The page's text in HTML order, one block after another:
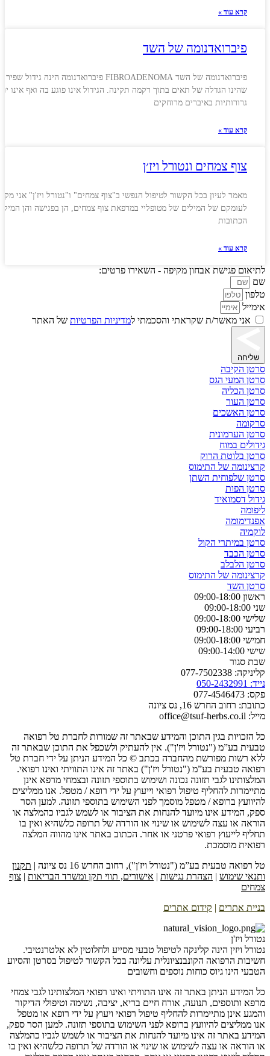
קרא עוד »
פיברואדנומה של השד
פיברואדנומה של השד FIBROADENOMA פיברואדנומה הינה גידול שפיר
שהינו הגדלה של תאים בתוך רקמה תקינה. הגידול אינו פוגע בה ואף אינו
גרורותיות באיברים מרוחקים
קרא עוד »
צוף צמחים ונטורל ויז׳ן
מאמר לעיון בכל הקשור לטיפול הנפשי ב"צוף צמחים" ו"נטורל ויז'ן" אני
לעומקם של המילים של מטופליי במרפאת צוף צמחים, הן בפגישה והן
הכתובות
קרא עוד »
לתיאום פגישת אבחון מקיפה - השאירו פרטים:
שם
טלפון
אימייל
אני מאשר/ת שקראתי והסכמתי למדיניות הפרטיות של האתר
שליחה
סרטן הקיבה
סרטן המעי הגס
סרטן הכליה
סרטן העור
סרטן האשכים
סרקומה
סרטן הערמונית
גידולים במוח
סרטן בלוטת הרוק
קרצינומה של התימוס
סרטן שלפוחית השתן
סרטן הפות
גידול דסמואיד
ליפומה
אפנדימומה
לוקמיה
סרטן במיתרי הקול
סרטן הכבד
סרטן הלבלב
קרצינומה של התימוס
סרטן השד
ראשון 09:00-18:00
שני 09:00-18:00
שלישי 09:00-18:00
רביעי 09:00-18:00
חמישי 09:00-18:00
שישי 09:00-14:00
שבת סגור
קליניקה: 077-7502338
נייד: 050-2432991
פקס: 077-4546473
כתובת: רחוב החרש 16, נס ציונה
מייל: office@tsuf-herbs.co.il
כל הזכויות בגין התוכן והמידע שבאתר זה שמורות לחברת טל רפואה
טבעית בע”מ ("נטורל ויז'ן"). אין להעתיק ולשכפל את התוכן שבאתר זה
ללא רשות מפורשת מהחברה בכתב © כל המידע הניתן על ידי חברת טל
רפואה טבעית בע”מ ("נטורל ויז'ן") באתר זה אינו התוויתי ואינו רפואי.
המלצותינו לגבי תזונה נכונה ושימוש בתוספי תזונה ובצמחי מרפא אינן
מתיימרות להחליף טיפול רפואי וייעוץ על ידי רופא / מטפל. אנו ממליצים
להיוועץ ברופא / מטפל מוסמך לפני השימוש בתוספי תזונה. למען הסר
ספק, המידע אינו מיועד להנחות את הציבור או לשמש לגביו כהמלצה או
הוראה או עצה לשימוש או שינוי או הורדה של תרופה כלשהיא ואין בו
תחליף לייעוץ רפואי פרטני או אחר. הכתוב באתר אינו מהווה המלצה
רפואית מוסמכת.
טל רפואה טבעית בע”מ ("נטורל ויז'ן"), רחוב החרש 16 נס ציונה |
תקנון
ותנאי שימוש | הצהרת נגישות | אישורים, תווי תקן ומשרד הבריאות | צוף
צמחים
בניית אתרים | קידום אתרים
נטורל ויז'ן
נטורל ויזין הינה קלינקה לטיפול טבעי מסייע ולחלוטין לא אלטרנטיבי.
חשיבות הרפואה הקונבנציונלית עליונה בכל הקשור לטיפול בסרטן והסיוע
הטבעי הינו גיוס כוחות נוספים וחשובים
כל המידע הניתן באתר זה אינו התוויתי ואינו רפואי המלצותינו לגבי צמחי
מרפא ותוספים, תנועה, אורח חיים בריא, יציבה, נשימה וטיפולי הדיקור
והמגע אינן מתיימרות להחליף טיפול רפואי ויעוץ על ידי רופא או מטפל
אנו ממליצים להיוועץ ברופא לפני השימוש בתוספי תזונה. למען הסר ספק,
המידע באתר זה אינו מיועד להנחות את הציבור או לשמש לגביו כהמלצה
או הוראה או עצה לשימוש או שינוי או הורדה של תרופה כלשהיא ואין בו